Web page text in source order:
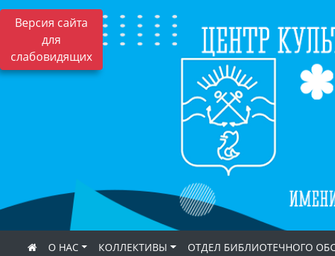
Версия сайта
для
слабовидящих
О НАС КОЛЛЕКТИВЫ ОТДЕЛ БИБЛИОТЕЧНОГО